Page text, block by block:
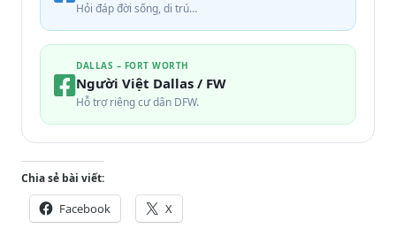
Hỏi đáp đời sống, di trú…
DALLAS – FORT WORTH
Người Việt Dallas / FW
Hỗ trợ riêng cư dân DFW.
Chia sẻ bài viết:
Facebook X